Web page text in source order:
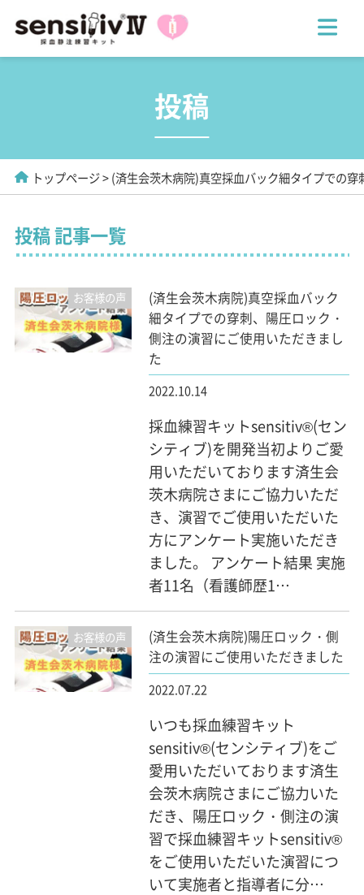
投稿
トップページ (済生会茨木病院)真空採血バック細タイプでの
投稿 記事一覧
お客様の声
(済生会茨木病院)真空採血バック
細タイプでの穿刺、陽圧ロック・
側注の演習にご使用いただきまし
た
2022.10.14
採血練習キットsensitiv®(セン
シティブ)を開発当初よりご愛
用いただいております済生会
茨木病院さまにご協力いただ
き、演習でご使用いただいた
方にアンケート実施いただき
ました。 アンケート結果 実施
者11名（看護師歴1…
お客様の声
(済生会茨木病院)陽圧ロック・側
注の演習にご使用いただきました
2022.07.22
いつも採血練習キット
sensitiv®(センシティブ)をご
愛用いただいております済生
会茨木病院さまにご協力いた
だき、陽圧ロック・側注の演
習で採血練習キットsensitiv®
をご使用いただいた演習につ
いて実施者と指導者に分…